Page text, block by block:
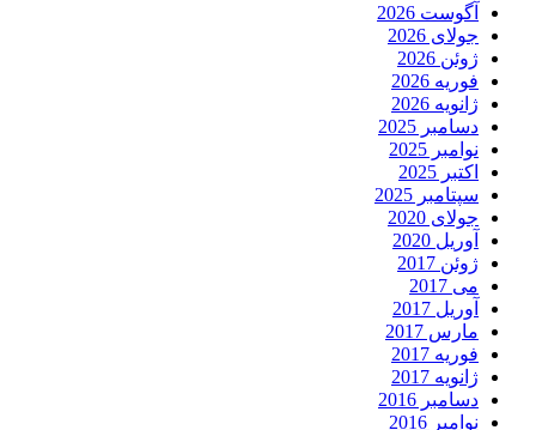
آگوست 2026
جولای 2026
ژوئن 2026
فوریه 2026
ژانویه 2026
دسامبر 2025
نوامبر 2025
اکتبر 2025
سپتامبر 2025
جولای 2020
آوریل 2020
ژوئن 2017
می 2017
آوریل 2017
مارس 2017
فوریه 2017
ژانویه 2017
دسامبر 2016
نوامبر 2016